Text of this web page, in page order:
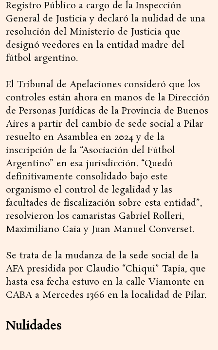
Registro Público a cargo de la Inspección
General de Justicia y declaró la nulidad de una
resolución del Ministerio de Justicia que
designó veedores en la entidad madre del
fútbol argentino.
El Tribunal de Apelaciones consideró que los
controles están ahora en manos de la Dirección
de Personas Jurídicas de la Provincia de Buenos
Aires a partir del cambio de sede social a Pilar
resuelto en Asamblea en 2024 y de la
inscripción de la “Asociación del Fútbol
Argentino” en esa jurisdicción. “Quedó
definitivamente consolidado bajo este
organismo el control de legalidad y las
facultades de fiscalización sobre esta entidad”,
resolvieron los camaristas Gabriel Rolleri,
Maximiliano Caia y Juan Manuel Converset.
Se trata de la mudanza de la sede social de la
AFA presidida por Claudio “Chiqui” Tapia, que
hasta esa fecha estuvo en la calle Viamonte en
CABA a Mercedes 1366 en la localidad de Pilar.
Nulidades